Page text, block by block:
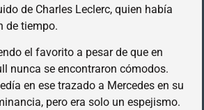
de Charles Leclerc, quien había
de tiempo.
el favorito a pesar de que en
nunca se encontraron cómodos.
en ese trazado a Mercedes en su
pero era solo un espejismo.